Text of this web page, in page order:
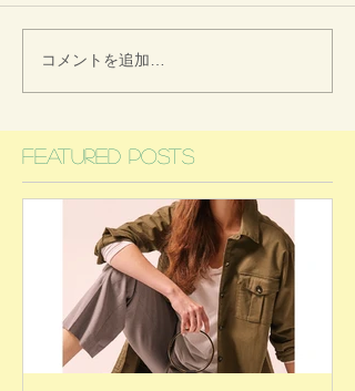
コメントを追加…
Featured Posts